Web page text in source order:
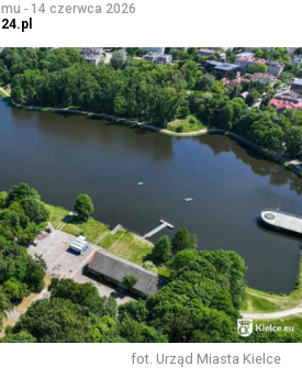
- 14 czerwca 2026
fot. Urząd Miasta Kielce